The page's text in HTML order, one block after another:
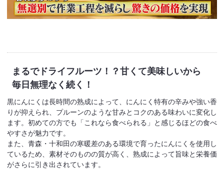
まるでドライフルーツ！？ 甘くて美味しいから
毎日無理なく続く！
黒にんにくは長時間の熟成によって、にんにく特有の辛みや強い香
りが抑えられ、プルーンのような甘みとコクのある味わいに変化し
ます。初めての方でも「これなら食べられる」と感じるほどの食べ
やすさが魅力です。
また、青森・十和田の寒暖差のある環境で育ったにんにくを使用し
ているため、素材そのものの質が高く、熟成によって旨味と栄養価
がさらに引き出されています。